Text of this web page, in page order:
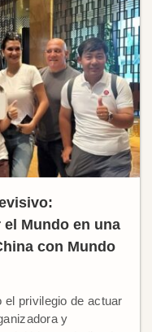
el Mundo en una
con Mundo
el privilegio de actuar
y